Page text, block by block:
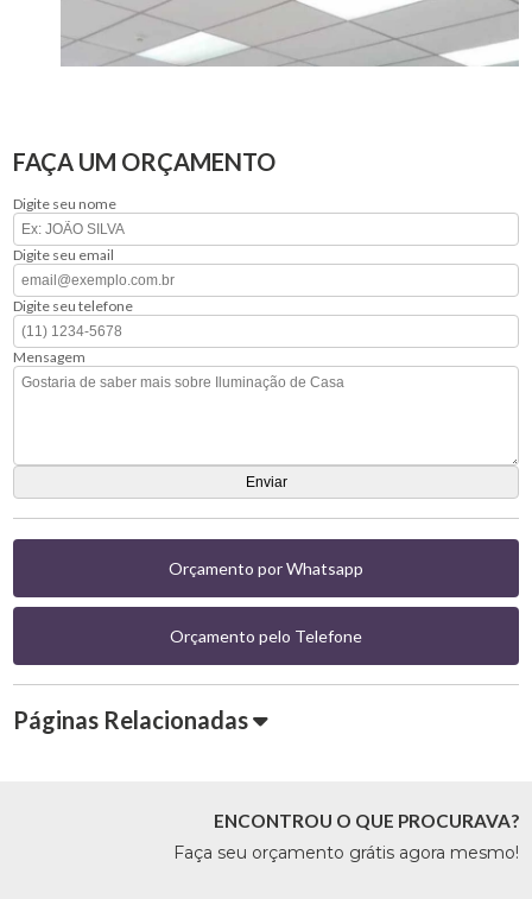
FAÇA UM ORÇAMENTO
Digite seu nome
Digite seu email
Digite seu telefone
Mensagem
Orçamento por Whatsapp
Orçamento pelo Telefone
Páginas Relacionadas
ENCONTROU O QUE PROCURAVA?
Faça seu orçamento grátis agora mesmo!